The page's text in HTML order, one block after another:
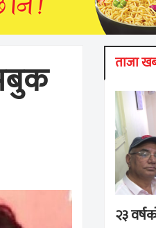
ताजा
२३